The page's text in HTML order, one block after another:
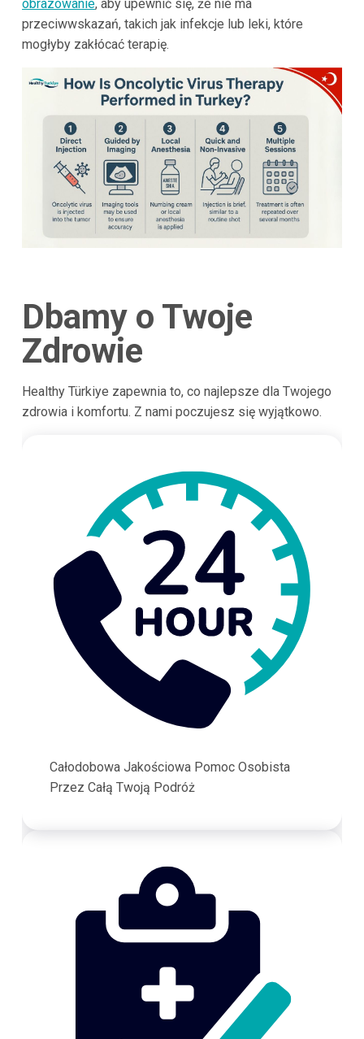
obrazowanie, aby upewnić się, że nie ma
przeciwwskazań, takich jak infekcje lub leki, które
mogłyby zakłócać terapię.
Dbamy o Twoje
Zdrowie
Healthy Türkiye zapewnia to, co najlepsze dla Twojego
zdrowia i komfortu. Z nami poczujesz się wyjątkowo.
Całodobowa Jakościowa Pomoc Osobista
Przez Całą Twoją Podróż